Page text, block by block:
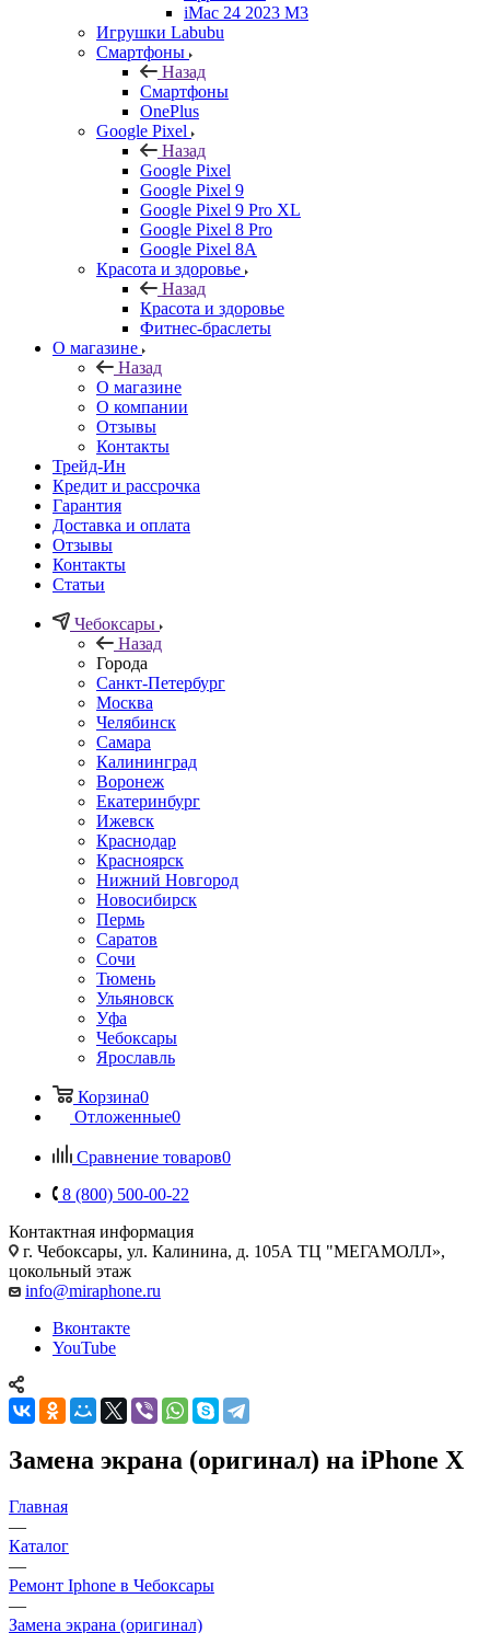
iMac 24 2023 M3
Игрушки Labubu
Смартфоны
Назад
Смартфоны
OnePlus
Google Pixel
Назад
Google Pixel
Google Pixel 9
Google Pixel 9 Pro XL
Google Pixel 8 Pro
Google Pixel 8A
Красота и здоровье
Назад
Красота и здоровье
Фитнес-браслеты
О магазине
Назад
О магазине
О компании
Отзывы
Контакты
Трейд-Ин
Кредит и рассрочка
Гарантия
Доставка и оплата
Отзывы
Контакты
Статьи
Чебоксары
Назад
Города
Санкт-Петербург
Москва
Челябинск
Самара
Калининград
Воронеж
Екатеринбург
Ижевск
Краснодар
Красноярск
Нижний Новгород
Новосибирск
Пермь
Саратов
Сочи
Тюмень
Ульяновск
Уфа
Чебоксары
Ярославль
Корзина0
Отложенные0
Сравнение товаров0
8 (800) 500-00-22
Контактная информация
г. Чебоксары, ул. Калинина, д. 105А ТЦ "МЕГАМОЛЛ»,
цокольный этаж
info@miraphone.ru
Вконтакте
YouTube
Замена экрана (оригинал) на iPhone X
Главная
—
Каталог
—
Ремонт Iphone в Чебоксары
—
Замена экрана (оригинал)